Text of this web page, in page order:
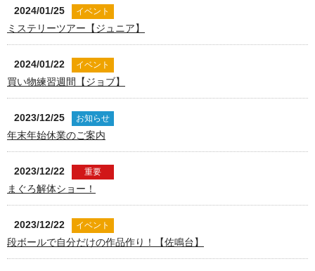
2024/01/25 イベント
ミステリーツアー【ジュニア】
2024/01/22 イベント
買い物練習週間【ジョブ】
2023/12/25 お知らせ
年末年始休業のご案内
2023/12/22 重要
まぐろ解体ショー！
2023/12/22 イベント
段ボールで自分だけの作品作り！【佐鳴台】